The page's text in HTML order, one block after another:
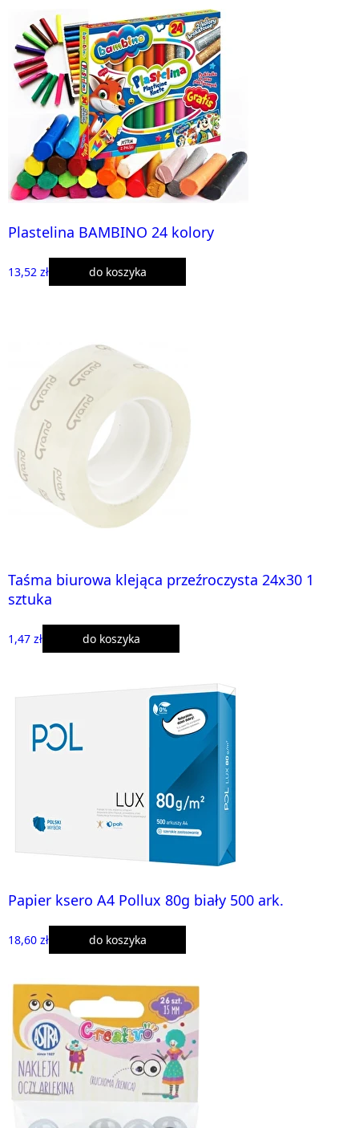
Plastelina BAMBINO 24 kolory
13,52 zł do koszyka
Taśma biurowa klejąca przeźroczysta 24x30 1
sztuka
1,47 zł do koszyka
Papier ksero A4 Pollux 80g biały 500 ark.
18,60 zł do koszyka